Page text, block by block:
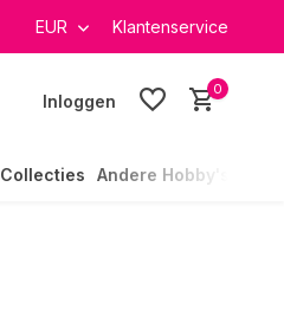
EUR Klantenservice
Inloggen
0
Collecties Andere Hobby's